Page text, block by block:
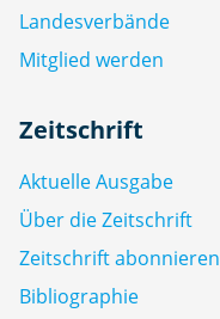
Landesverbände
Mitglied werden
Zeitschrift
Aktuelle Ausgabe
Über die Zeitschrift
Zeitschrift abonnieren
Bibliographie